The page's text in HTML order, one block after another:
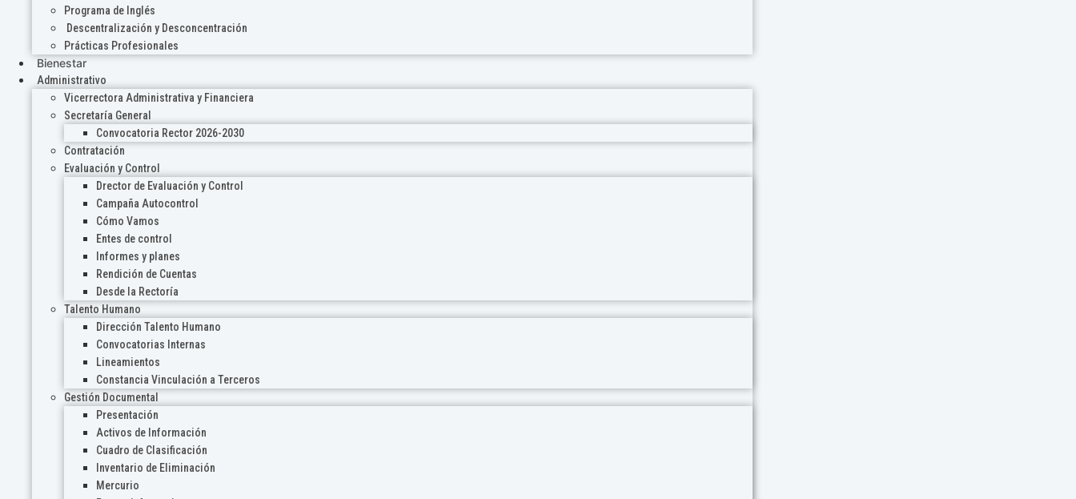
Programa de Inglés
Descentralización y Desconcentración
Prácticas Profesionales
Bienestar
Administrativo
Vicerrectora Administrativa y Financiera
Secretaría General
Convocatoria Rector 2026-2030
Contratación
Evaluación y Control
Drector de Evaluación y Control
Campaña Autocontrol
Cómo Vamos
Entes de control
Informes y planes
Rendición de Cuentas
Desde la Rectoría
Talento Humano
Dirección Talento Humano
Convocatorias Internas
Lineamientos
Constancia Vinculación a Terceros
Gestión Documental
Presentación
Activos de Información
Cuadro de Clasificación
Inventario de Eliminación
Mercurio